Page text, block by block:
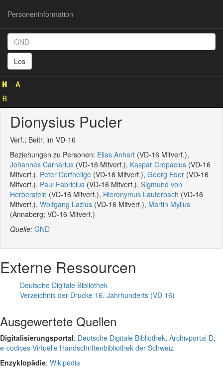
Personeninformation
Los
Personeninformation
119795817)
Dionysius Pucler
Verf.; Beitr. im VD-16
Beziehungen zu Personen: Elias Anhart (VD-16 Mitverf.),
Johannes Carnarius (VD-16 Mitverf.), Kaspar Cropacius (VD-16
Mitverf.), Peter Dorfheilge (VD-16 Mitverf.), Georg Eder (VD-16
Mitverf.), Paul Fabricius (VD-16 Mitverf.), Sigmund von
Herberstein (VD-16 Mitverf.), Hieronymus Lauterbach (VD-16
Mitverf.), Wolfgang Lazius (VD-16 Mitverf.), Martin Mylius
(Annaberg; VD-16 Mitverf.)
Quelle: GND
Externe Ressourcen
Deutsche Digitale Bibliothek
Verzeichnis der Drucke 16. Jahrhunderts (VD 16)
Ausgewertete Quellen
Digitalisierungsportal: Deutsche Digitale Bibliothek; Archivportal D;
e-codices Virtuelle Handschriftenbibliothek der Schweiz
Enzyklopädie: Wikipedia